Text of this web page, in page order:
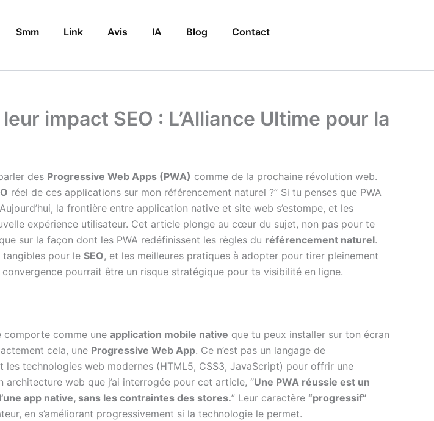
Smm Link Avis IA Blog Contact
impact SEO : L’Alliance Ultime pour la
des Progressive Web Apps (PWA) comme de la prochaine révolution web.
réel de ces applications sur mon référencement naturel ?” Si tu penses que PWA
la frontière entre application native et site web s’estompe, et les
expérience utilisateur. Cet article plonge au cœur du sujet, non pas pour te
sur la façon dont les PWA redéfinissent les règles du référencement naturel.
tangibles pour le SEO, et les meilleures pratiques à adopter pour tirer pleinement
pourrait être un risque stratégique pour ta visibilité en ligne.
comporte comme une application mobile native que tu peux installer sur ton écran
cela, une Progressive Web App. Ce n’est pas un langage de
technologies web modernes (HTML5, CSS3, JavaScript) pour offrir une
architecture web que j’ai interrogée pour cet article, “Une PWA réussie est un
app native, sans les contraintes des stores.” Leur caractère “progressif”
en s’améliorant progressivement si la technologie le permet.